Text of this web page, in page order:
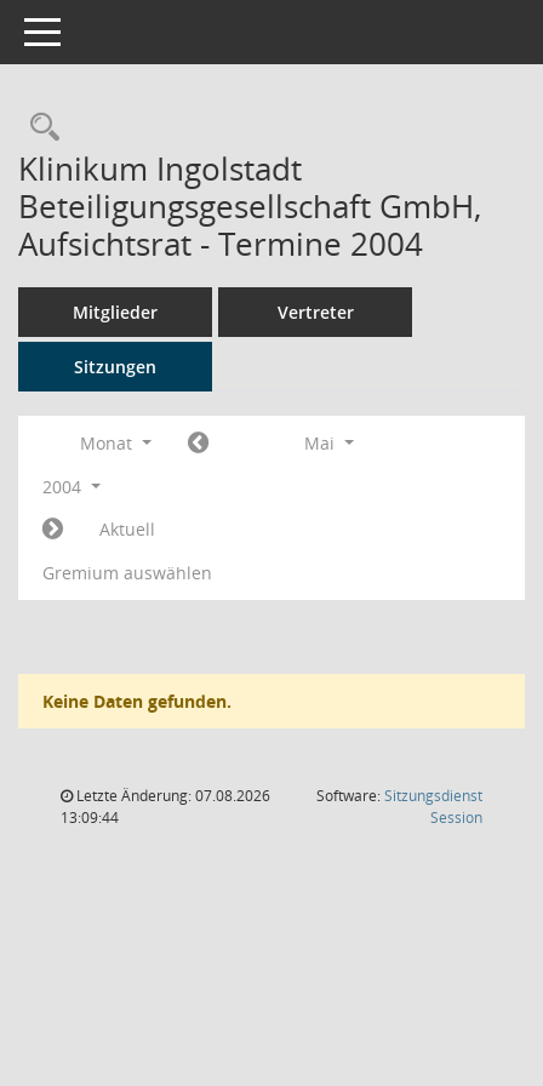
Toggle navigation
Rechercheauswahl
Klinikum Ingolstadt
Beteiligungsgesellschaft GmbH,
Aufsichtsrat - Termine 2004
Mitglieder Vertreter
Sitzungen
Monat
Mai
2004
Aktuell
Gremium auswählen
Keine Daten gefunden.
Letzte Änderung: 07.08.2026
13:09:44
Software:Sitzungsdienst
Session(Wird in